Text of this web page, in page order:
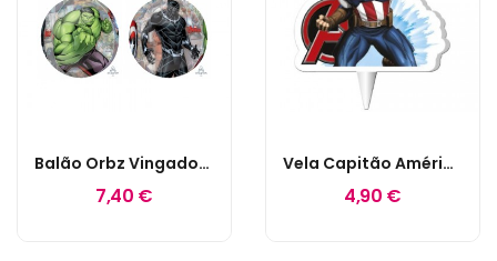
Balão Orbz Vingadores
7,40 €
Vela Capitão América Avengers
4,90 €